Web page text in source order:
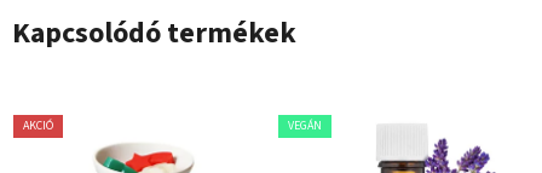
Kapcsolódó termékek
AKCIÓ VEGÁN